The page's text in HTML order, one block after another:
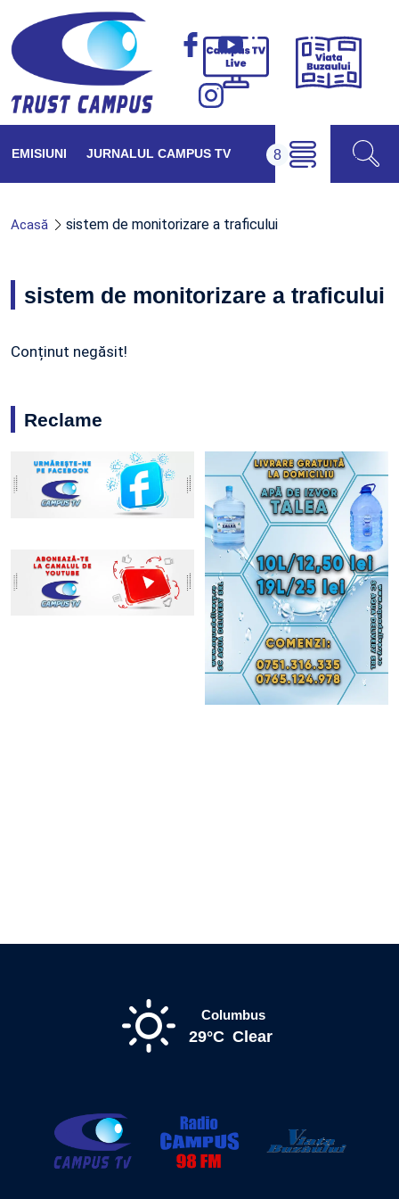
Campus
Viața
EMISIUNI JURNALUL CAMPUS TV
Acasă sistem de monitorizare a traficului
sistem de monitorizare a traficului
Conținut negăsit!
Reclame
Columbus
29°C Clear